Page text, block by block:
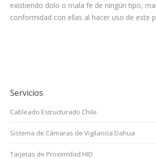
existiendo dolo o mala fe de ningún tipo,
conformidad con ellas al hacer uso de este
Servicios
Cableado Estructurado Chile
Sistema de Cámaras de Vigilancia Dahua
Tarjetas de Proximidad HID